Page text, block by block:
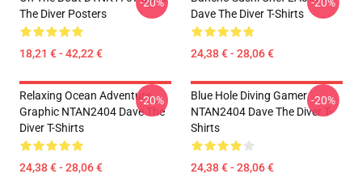
The Diver Posters
18,21 € - 42,22 €
Dave The Diver T-Shirts
24,38 € - 28,06 €
Relaxing Ocean Adventure
Graphic NTAN2404 Dave The
Diver T-Shirts
24,38 € - 28,06 €
-20%
Blue Hole Diving Gamer
NTAN2404 Dave The Diver T-
Shirts
24,38 € - 28,06 €
-20%